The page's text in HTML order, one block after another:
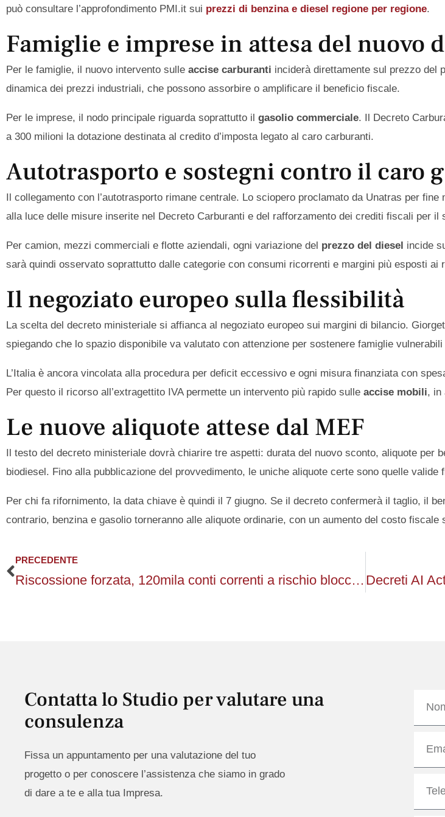
può consultare l’approfondimento PMI.it sui prezzi di benzina e diesel regione per regione.
Famiglie e imprese in attesa del nuovo
Per le famiglie, il nuovo intervento sulle accise carburanti inciderà direttamente sul prezzo del
dinamica dei prezzi industriali, che possono assorbire o amplificare il beneficio fiscale.
Per le imprese, il nodo principale riguarda soprattutto il gasolio commerciale. Il Decreto
a 300 milioni la dotazione destinata al credito d’imposta legato al caro carburanti.
Autotrasporto e sostegni contro il caro
Il collegamento con l’autotrasporto rimane centrale. Lo sciopero proclamato da Unatras per
alla luce delle misure inserite nel Decreto Carburanti e del rafforzamento dei crediti fiscali per il
Per camion, mezzi commerciali e flotte aziendali, ogni variazione del prezzo del diesel incide
sarà quindi osservato soprattutto dalle categorie con consumi ricorrenti e margini più esposti ai
Il negoziato europeo sulla flessibilità
La scelta del decreto ministeriale si affianca al negoziato europeo sui margini di bilancio.
spiegando che lo spazio disponibile va valutato con attenzione per sostenere famiglie
L’Italia è ancora vincolata alla procedura per deficit eccessivo e ogni misura finanziata con
Per questo il ricorso all’extragettito IVA permette un intervento più rapido sulle accise mobili, in
Le nuove aliquote attese dal MEF
Il testo del decreto ministeriale dovrà chiarire tre aspetti: durata del nuovo sconto, aliquote per
biodiesel. Fino alla pubblicazione del provvedimento, le uniche aliquote certe sono quelle valide
Per chi fa rifornimento, la data chiave è quindi il 7 giugno. Se il decreto confermerà il taglio, il
contrario, benzina e gasolio torneranno alle aliquote ordinarie, con un aumento del costo fiscale
Precedente
PRECEDENTE
Riscossione forzata, 120mila conti correnti a rischio blocco: avvisi già partiti
Contatta lo Studio per valutare una
consulenza
Fissa un appuntamento per una valutazione del tuo
progetto o per conoscere l’assistenza che siamo in grado
di dare a te e alla tua Impresa.